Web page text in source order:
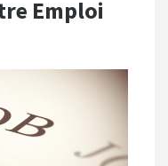
Emploi